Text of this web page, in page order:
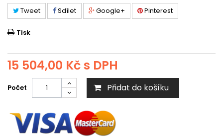
Tweet Sdílet Google+ Pinterest
Tisk
15 504,00 Kčs DPH
Počet Přidat do košíku